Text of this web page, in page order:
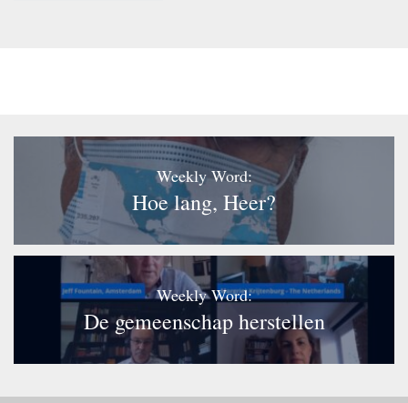
Weekly Word:
Hoe lang, Heer?
Weekly Word:
De gemeenschap herstellen